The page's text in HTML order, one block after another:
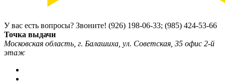
У вас есть вопросы? Звоните! (926) 198-06-33; (985) 424-53-66
Точка выдачи
Московская область, г. Балашиха, ул. Советская, 35 офис 2-й
этаж